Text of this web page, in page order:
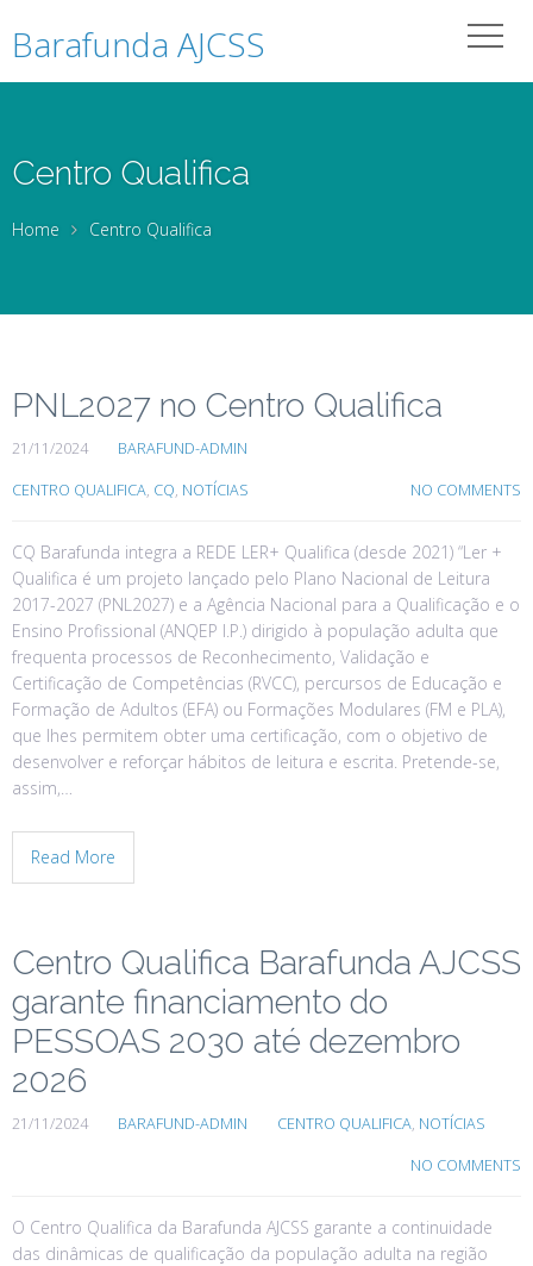
Barafunda AJCSS
Centro Qualifica
Home Centro Qualifica
PNL2027 no Centro Qualifica
21/11/2024 BARAFUND-ADMIN
CENTRO QUALIFICA, CQ, NOTÍCIAS NO COMMENTS
CQ Barafunda integra a REDE LER+ Qualifica (desde 2021) “Ler +
Qualifica é um projeto lançado pelo Plano Nacional de Leitura
2017-2027 (PNL2027) e a Agência Nacional para a Qualificação e o
Ensino Profissional (ANQEP I.P.) dirigido à população adulta que
frequenta processos de Reconhecimento, Validação e
Certificação de Competências (RVCC), percursos de Educação e
Formação de Adultos (EFA) ou Formações Modulares (FM e PLA),
que lhes permitem obter uma certificação, com o objetivo de
desenvolver e reforçar hábitos de leitura e escrita. Pretende-se,
assim,…
Read More
Centro Qualifica Barafunda AJCSS
garante financiamento do
PESSOAS 2030 até dezembro
2026
21/11/2024 BARAFUND-ADMIN CENTRO QUALIFICA, NOTÍCIAS
NO COMMENTS
O Centro Qualifica da Barafunda AJCSS garante a continuidade
das dinâmicas de qualificação da população adulta na região